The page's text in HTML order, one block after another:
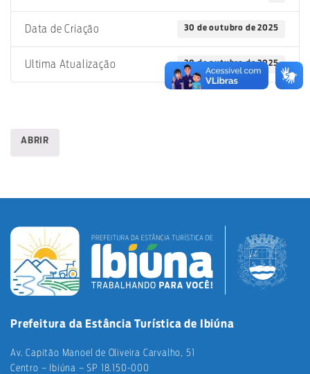
Data de Criação 30 de outubro de 2025
Ultima Atualização 30 de outubro de 2025
ABRIR
Prefeitura da Estância Turística de Ibiúna
Av. Capitão Manoel de Oliveira Carvalho, 51
Centro – Ibiúna – SP 18.150-000